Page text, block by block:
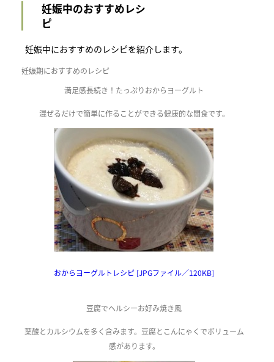
妊娠中のおすすめレシ
妊娠中におすすめのレシピを紹介します。
妊娠期におすすめのレシピ
満足感長続き！たっぷりおからヨーグルト
混ぜるだけで簡単に作ることができる健康的な間食です。
おからヨーグルトレシピ [JPGファイル／120KB]
豆腐でヘルシーお好み焼き風
葉酸とカルシウムを多く含みます。豆腐とこんにゃくでボリューム
感があります。